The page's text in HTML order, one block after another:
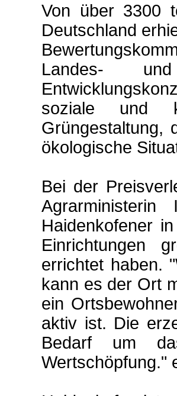
Von über 3300
Deutschland
Landes- und
soziale und
Grüngestaltung,
ökologische
Bei der
Haidenkofener
Einrichtungen
errichtet haben.
kann es der Ort
ein
aktiv ist. Die
Bedarf um
Wertschöpfung."